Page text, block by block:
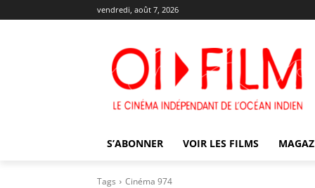
vendredi, août 7, 2026
S’ABONNER VOIR LES FILMS
Tags Cinéma 974